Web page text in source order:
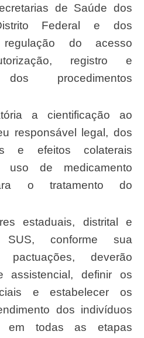
de Saúde dos
Federal e dos
do acesso
registro e
dos procedimentos
responsável legal, dos
e efeitos colaterais
uso de medicamento
o tratamento do
SUS, conforme sua
deverão
assistencial, definir os
e estabelecer os
dos indivíduos
em todas as etapas